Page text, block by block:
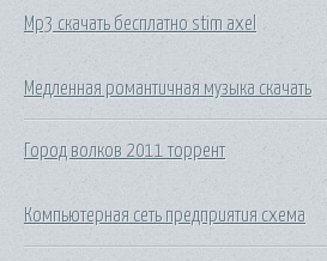
Mp3 скачать бесплатно stim axel
Медленная романтичная музыка скачать
Город волков 2011 торрент
Компьютерная сеть предприятия схема